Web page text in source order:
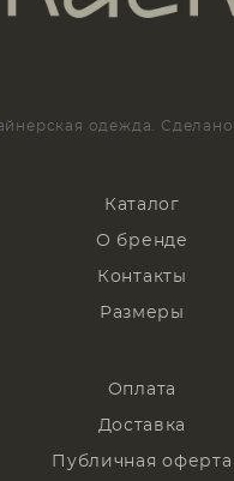
одежда. Сделано
Каталог
О бренде
Контакты
Размеры
Оплата
Доставка
Публичная оферта